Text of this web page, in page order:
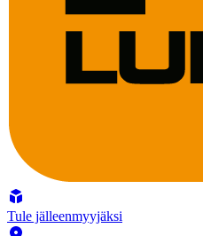
Tule jälleenmyyjäksi